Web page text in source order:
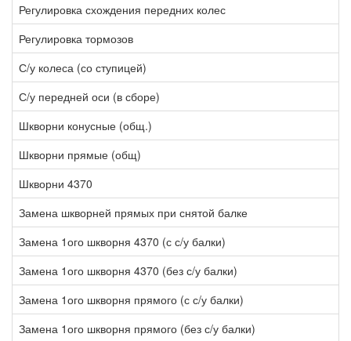
Регулировка схождения передних колес
Регулировка тормозов
С/у колеса (со ступицей)
С/у передней оси (в сборе)
Шкворни конусные (общ.)
Шкворни прямые (общ)
Шкворни 4370
Замена шкворней прямых при снятой балке
Замена 1ого шкворня 4370 (с с/у балки)
Замена 1ого шкворня 4370 (без с/у балки)
Замена 1ого шкворня прямого (с с/у балки)
Замена 1ого шкворня прямого (без с/у балки)